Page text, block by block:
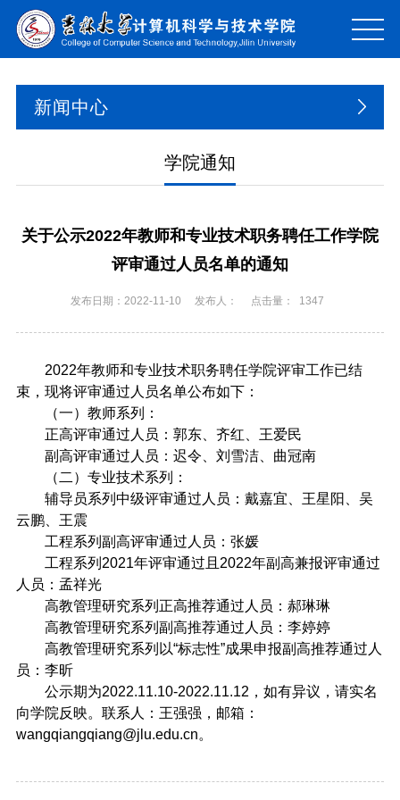
新闻中心
学院通知
关于公示2022年教师和专业技术职务聘任工作学院
评审通过人员名单的通知
发布日期：2022-11-10 发布人： 点击量： 1347
2022年教师和专业技术职务聘任学院评审工作已结
束，现将评审通过人员名单公布如下：
（一）教师系列：
正高评审通过人员：郭东、齐红、王爱民
副高评审通过人员：迟令、刘雪洁、曲冠南
（二）专业技术系列：
辅导员系列中级评审通过人员：戴嘉宜、王星阳、吴
云鹏、王震
工程系列副高评审通过人员：张媛
工程系列2021年评审通过且2022年副高兼报评审通过
人员：孟祥光
高教管理研究系列正高推荐通过人员：郝琳琳
高教管理研究系列副高推荐通过人员：李婷婷
高教管理研究系列以“标志性”成果申报副高推荐通过人
员：李昕
公示期为2022.11.10-2022.11.12，如有异议，请实名
向学院反映。联系人：王强强，邮箱：
wangqiangqiang@jlu.edu.cn。